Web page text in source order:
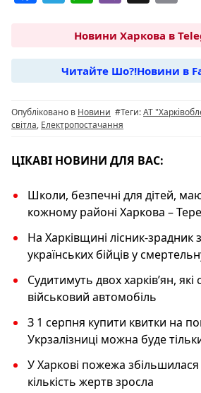
e
b
o
o
k
e
g
ra
m
at
s
A
p
p
er p
y
Li
n
Новини Харкова в
Читайте Шо?!Новини в
Опубліковано в Новини #Теги:АТ
світла, Електропостачання
ЦІКАВІ НОВИНИ ДЛЯ ВАС:
Школи, безпечні для дітей,
кожному районі Харкова –
На Харківщині лісник-зрадник
українських бійців у
Судитимуть двох харківʼян, які
військовий автомобіль
З 1 серпня купити квитки на
Укрзалізниці можна буде
У Харкові пожежа збільшилася
кількість жертв зросла